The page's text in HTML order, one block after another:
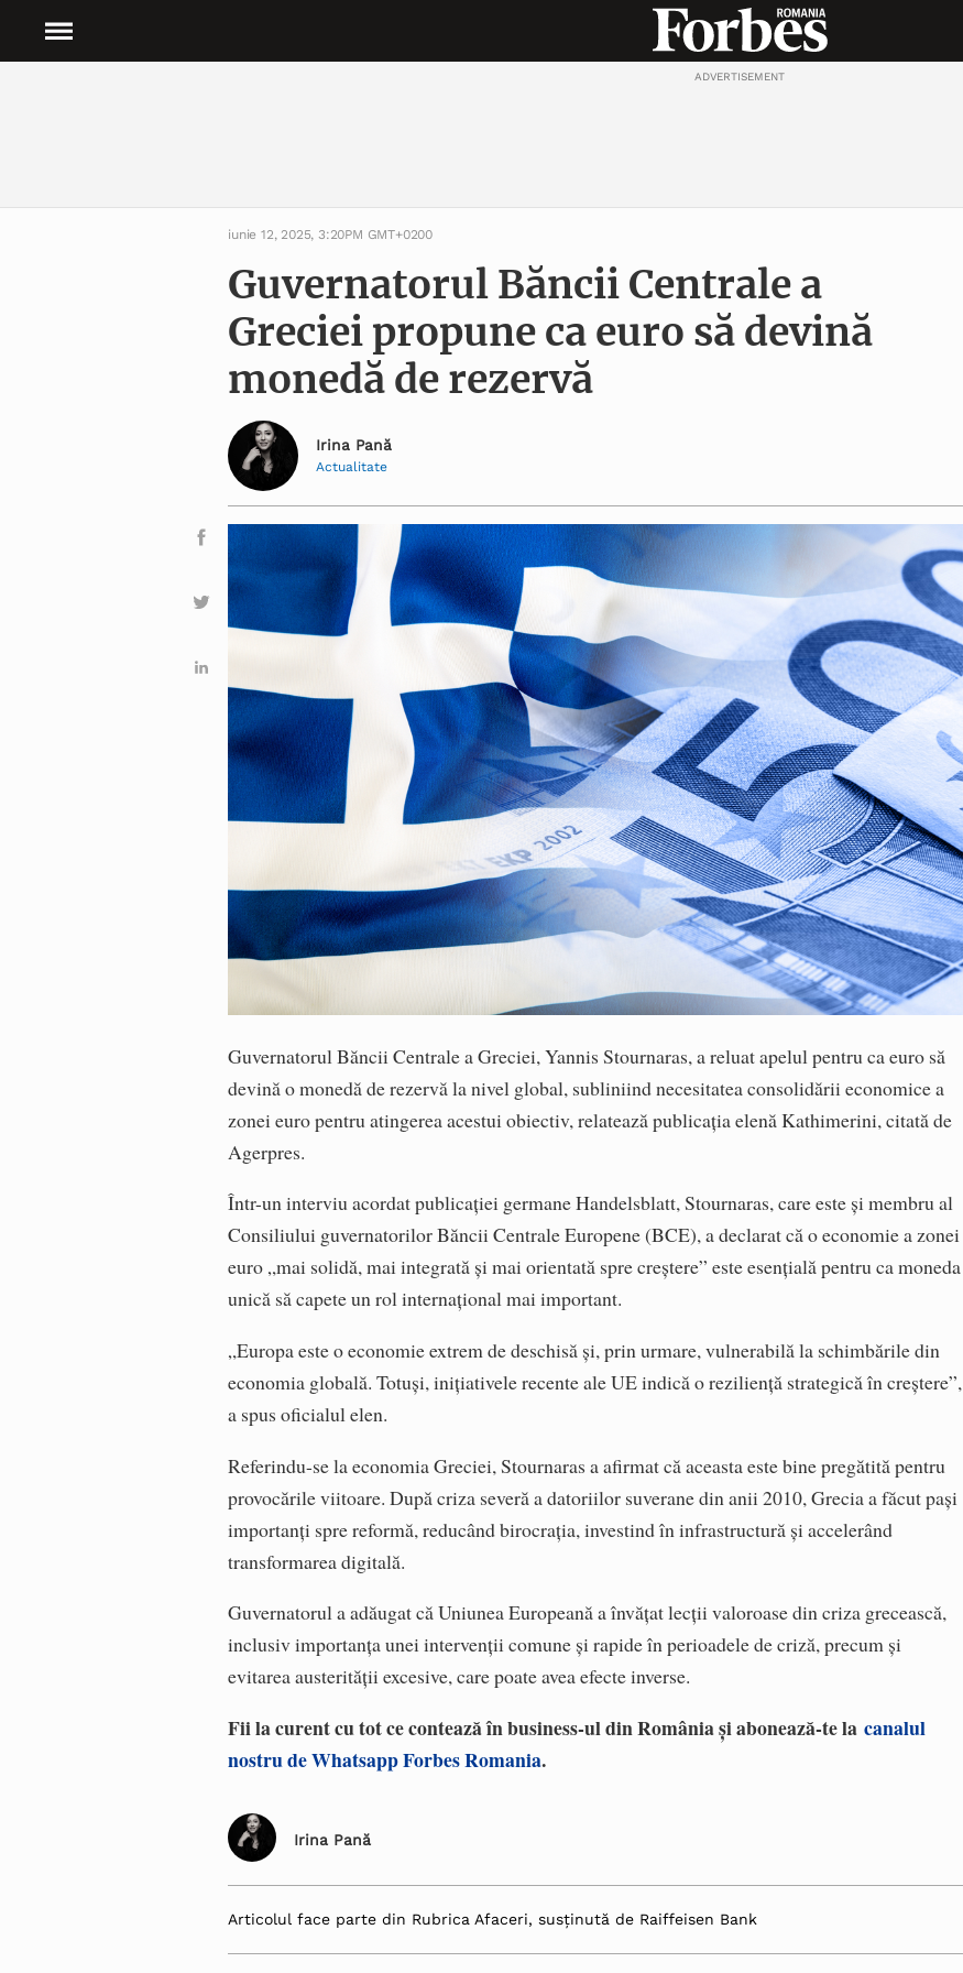
ADVERTISEMENT
iunie 12, 2025, 3:20PM GMT+0200
Guvernatorul Băncii Centrale a
Greciei propune ca euro să devină
monedă de rezervă
Irina Pană
Actualitate
Guvernatorul Băncii Centrale a Greciei, Yannis Stournaras, a reluat apelul pentru ca euro să
devină o monedă de rezervă la nivel global, subliniind necesitatea consolidării economice a
zonei euro pentru atingerea acestui obiectiv, relatează publicația elenă Kathimerini, citată de
Agerpres.
Într-un interviu acordat publicației germane Handelsblatt, Stournaras, care este și membru al
Consiliului guvernatorilor Băncii Centrale Europene (BCE), a declarat că o economie a zonei
euro „mai solidă, mai integrată și mai orientată spre creștere” este esențială pentru ca moneda
unică să capete un rol internațional mai important.
„Europa este o economie extrem de deschisă și, prin urmare, vulnerabilă la schimbările din
economia globală. Totuși, inițiativele recente ale UE indică o reziliență strategică în creștere”,
a spus oficialul elen.
Referindu-se la economia Greciei, Stournaras a afirmat că aceasta este bine pregătită pentru
provocările viitoare. După criza severă a datoriilor suverane din anii 2010, Grecia a făcut pași
importanți spre reformă, reducând birocrația, investind în infrastructură și accelerând
transformarea digitală.
Guvernatorul a adăugat că Uniunea Europeană a învățat lecții valoroase din criza grecească,
inclusiv importanța unei intervenții comune și rapide în perioadele de criză, precum și
evitarea austerității excesive, care poate avea efecte inverse.
Fii la curent cu tot ce contează în business-ul din România și abonează-te lacanalul
nostru de Whatsapp Forbes Romania.
Irina Pană
Articolul face parte din Rubrica Afaceri, susținută de Raiffeisen Bank